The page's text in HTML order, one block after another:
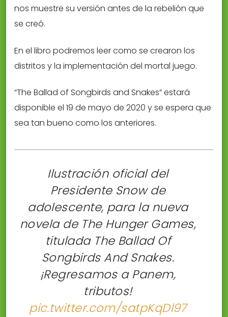
nos muestre su versión antes de la rebelión que
se creó.
En el libro podremos leer como se crearon los
distritos y la implementación del mortal juego.
“The Ballad of Songbirds and Snakes” estará
disponible el 19 de mayo de 2020 y se espera que
sea tan bueno como los anteriores.
Ilustración oficial del
Presidente Snow de
adolescente, para la nueva
novela de The Hunger Games,
titulada The Ballad Of
Songbirds And Snakes.
¡Regresamos a Panem,
tributos!
pic.twitter.com/satpKqDl97